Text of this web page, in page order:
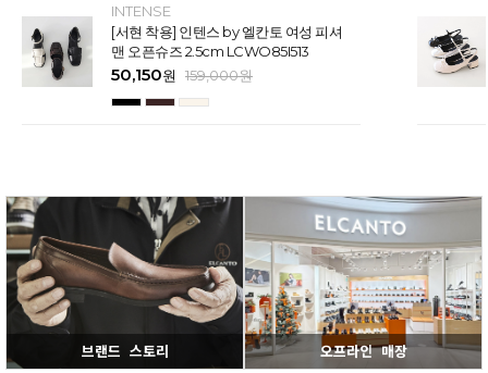
INTENSE
[서현 착용] 인텐스 by 엘칸토 여성 피셔
맨 오픈슈즈 2.5cm LCWO85I513
50,150원 159,000원
브랜드 스토리 오프라인 매장